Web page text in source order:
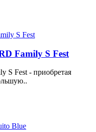
Family S Fest
S Fest - приобретая